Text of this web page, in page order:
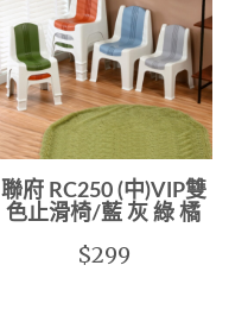
聯府 RC250 (中)VIP雙
色止滑椅/藍 灰 綠 橘
$299